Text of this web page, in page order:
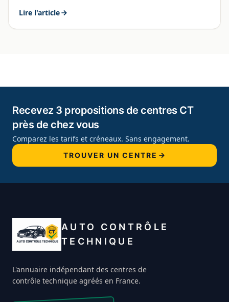
Lire l'article
Recevez 3 propositions de centres CT
près de chez vous
Comparez les tarifs et créneaux. Sans engagement.
TROUVER UN CENTRE
AUTO CONTRÔLE
TECHNIQUE
L'annuaire indépendant des centres de
contrôle technique agréés en France.